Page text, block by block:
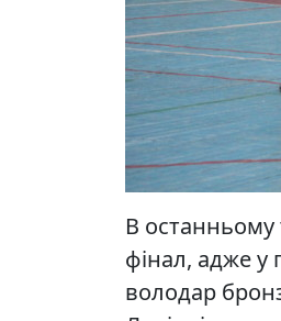
В останньому
фінал, адже у
володар